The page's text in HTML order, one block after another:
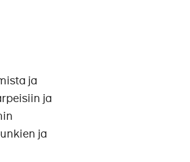
ja
ja
ja